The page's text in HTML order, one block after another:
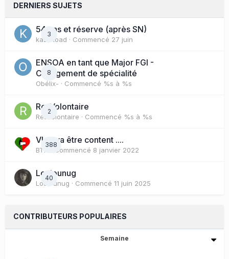
DERNIERS SUJETS
3
54 ans et réserve (après SN)
kazhkoad · Commencé 27 juin
8
ENSOA en tant que Major FGI -
Changement de spécialité
Obélix- · Commencé %s à %s
2
ResVolontaire
ResVolontaire · Commencé %s à %s
388
Vlad va être content ....
BTX · Commencé 8 janvier 2022
40
Loulounug
Loulounug · Commencé 11 juin 2025
CONTRIBUTEURS POPULAIRES
Semaine